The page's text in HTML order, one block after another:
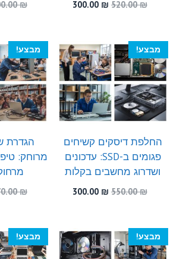
520.00₪
המחיר
520.00 ₪.
300.00 ₪
300.00 ₪.
₪
מבצע!
החלפת דיסקים קשיחים
פגומים ב-SSD: עדכונים
ושדרוג מחשבים בקלות
550.00₪
המחיר
300.00 ₪
300.00 ₪.
מבצע!
הגדרת
מרוחק:
₪
מבצע! מבצע!